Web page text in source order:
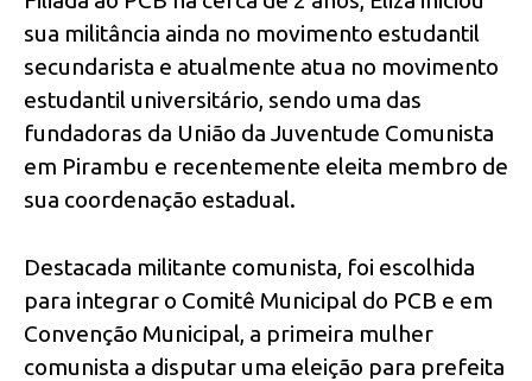
sua militância ainda no movimento estudantil
secundarista e atualmente atua no movimento
estudantil universitário, sendo uma das
fundadoras da União da Juventude Comunista
em Pirambu e recentemente eleita membro de
sua coordenação estadual.
Destacada militante comunista, foi escolhida
para integrar o Comitê Municipal do PCB e em
Convenção Municipal, a primeira mulher
comunista a disputar uma eleição para prefeita